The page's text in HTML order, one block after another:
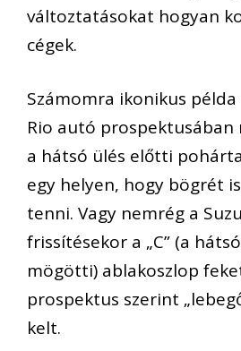
változtatásokat hogyan
cégek.
Számomra ikonikus
Rio autó
a hátsó ülés előtti
egy helyen, hogy bögrét
tenni. Vagy nemrég a
frissítésekor a „C” (a
mögötti) ablakoszlop
prospektus szerint
kelt.